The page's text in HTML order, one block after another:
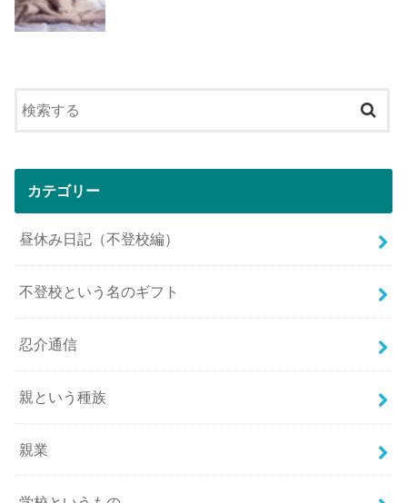
カテゴリー
昼休み日記（不登校編）
不登校という名のギフト
忍介通信
親という種族
親業